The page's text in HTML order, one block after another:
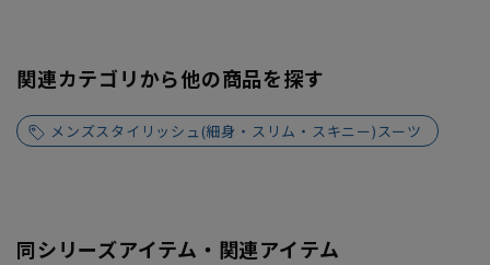
関連カテゴリから他の商品を探す
メンズスタイリッシュ(細身・スリム・スキニー)スーツ
同シリーズアイテム・関連アイテム